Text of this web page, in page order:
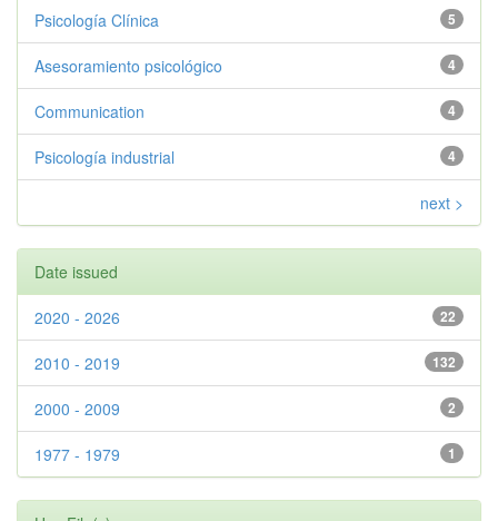
5
Psicología Clínica
4
Asesoramiento psicológico
4
Communication
4
Psicología industrial
next >
Date issued
22
2020 - 2026
132
2010 - 2019
2
2000 - 2009
1
1977 - 1979